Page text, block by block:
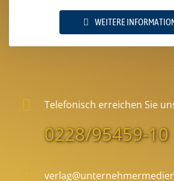
WEITERE
Telefonisch erreichen Sie
0228/95459-10